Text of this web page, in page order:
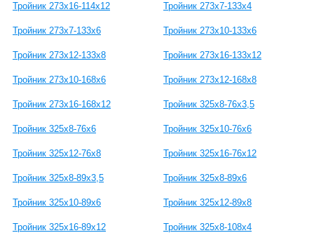
Тройник 273х16-114х12 Тройник 273х7-133х4
Тройник 273х7-133х6 Тройник 273х10-133х6
Тройник 273х12-133х8 Тройник 273х16-133х12
Тройник 273х10-168х6 Тройник 273х12-168х8
Тройник 273х16-168х12 Тройник 325х8-76х3,5
Тройник 325х8-76х6 Тройник 325х10-76х6
Тройник 325х12-76х8 Тройник 325х16-76х12
Тройник 325х8-89х3,5 Тройник 325х8-89х6
Тройник 325х10-89х6 Тройник 325х12-89х8
Тройник 325х16-89х12 Тройник 325х8-108х4